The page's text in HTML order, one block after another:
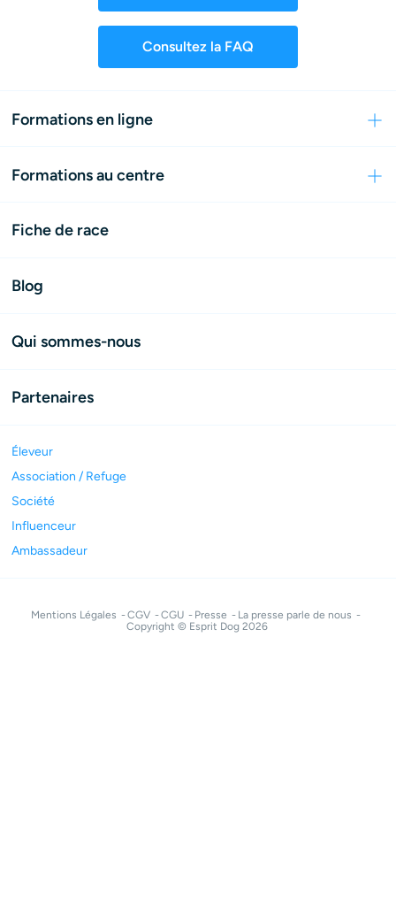
Consultez la FAQ
Formations en ligne
Formations au centre
Fiche de race
Blog
Qui sommes-nous
Partenaires
Éleveur
Association / Refuge
Société
Influenceur
Ambassadeur
Mentions Légales CGV CGU Presse
La presse parle de nous
Copyright © Esprit Dog 2026